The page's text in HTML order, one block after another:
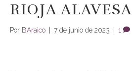
RIOJA ALAVESA
Por BAraico 7 de junio de 2023 1